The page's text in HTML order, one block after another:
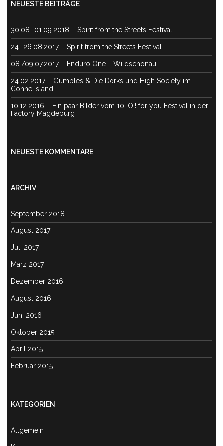
NEUESTE BEITRÄGE
30.08.-01.09.2018 – Spirit from the Streets Festival
24.-26.08.2017 – Spirit from the Streets Festival
08./09.07.2017 – Enduro One – Wildschönau
24.02.2017 – Gumbles & Die Dorks und High Society im
Conne Island
10.12.2016 – Ein paar Bilder vom 10. Oi! for you Festival in der
Factory Magdeburg
NEUESTE KOMMENTARE
ARCHIV
September 2018
August 2017
Juli 2017
März 2017
Dezember 2016
August 2016
Juni 2016
Oktober 2015
April 2015
Februar 2015
KATEGORIEN
Allgemein